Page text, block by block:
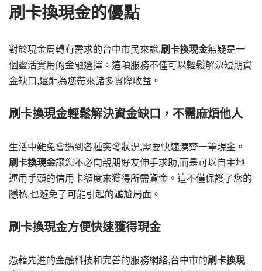
刷卡換現金的優點
對於現金周轉有需求的台中市民來說,刷卡換現金無疑是一
個靈活實用的金融選擇。這項服務不僅可以輕鬆解決短期資
金缺口,還能為您帶來諸多實際收益。
刷卡換現金輕鬆解決資金缺口，不需麻煩他人
生活中難免會遇到各種突發狀況,需要快速湊齊一筆現金。
刷卡換現金讓您不必向親朋好友伸手求助,而是可以自主地
運用手頭的信用卡額度來獲得所需資金。這不僅保護了您的
隱私,也避免了可能引起的尷尬局面。
刷卡換現金方便快速獲得現金
憑藉先進的金融科技和完善的服務網絡,台中市的刷卡換現